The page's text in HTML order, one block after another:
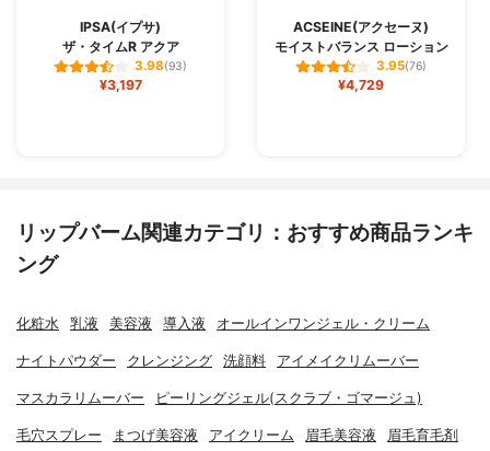
IPSA(イプサ)
ザ・タイムR アクア
3.98(93)
¥3,197
ACSEINE(アクセーヌ)
モイストバランス ローション
3.95(76)
¥4,729
リップバーム関連カテゴリ：おすすめ商品ランキ
ング
化粧水 乳液 美容液 導入液 オールインワンジェル・クリーム
ナイトパウダー クレンジング 洗顔料 アイメイクリムーバー
マスカラリムーバー ピーリングジェル(スクラブ・ゴマージュ)
毛穴スプレー まつげ美容液 アイクリーム 眉毛美容液 眉毛育毛剤